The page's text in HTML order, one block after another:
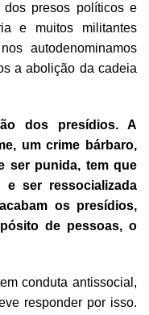
dos presos políticos e
e muitos militantes
autodenominamos
a abolição da cadeia
dos presídios. A
um crime bárbaro,
ser punida, tem que
e ser ressocializada
os presídios,
de pessoas, o
conduta antissocial,
responder por isso.